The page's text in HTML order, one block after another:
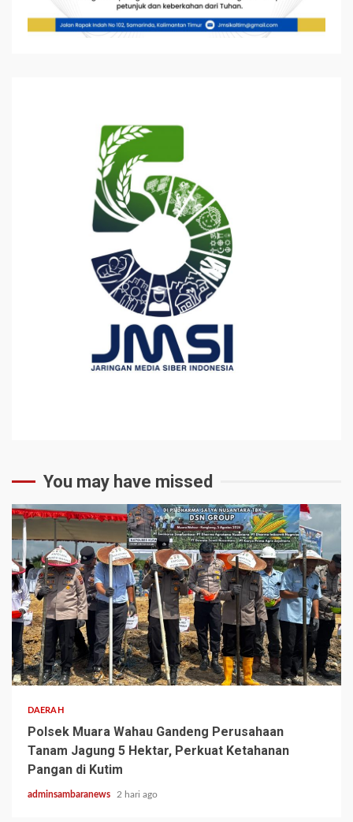
You may have missed
2 min read
DAERAH
Polsek Muara Wahau Gandeng Perusahaan
Tanam Jagung 5 Hektar, Perkuat Ketahanan
Pangan di Kutim
adminsambaranews 2 hari ago